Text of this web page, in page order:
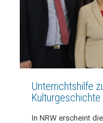
Unterrichtshilfe
In NRW erscheint